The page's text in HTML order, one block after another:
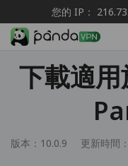
您的 IP：
下載適
版本：10.0.9 更新時間